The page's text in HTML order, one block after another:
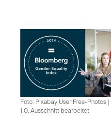
Foto: Pixabay User Free-Photos |
1.0, Ausschnitt bearbeitet